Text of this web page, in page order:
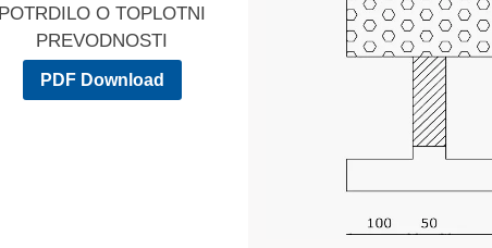
POTRDILO O TOPLOTNI
PREVODNOSTI
PDF Download